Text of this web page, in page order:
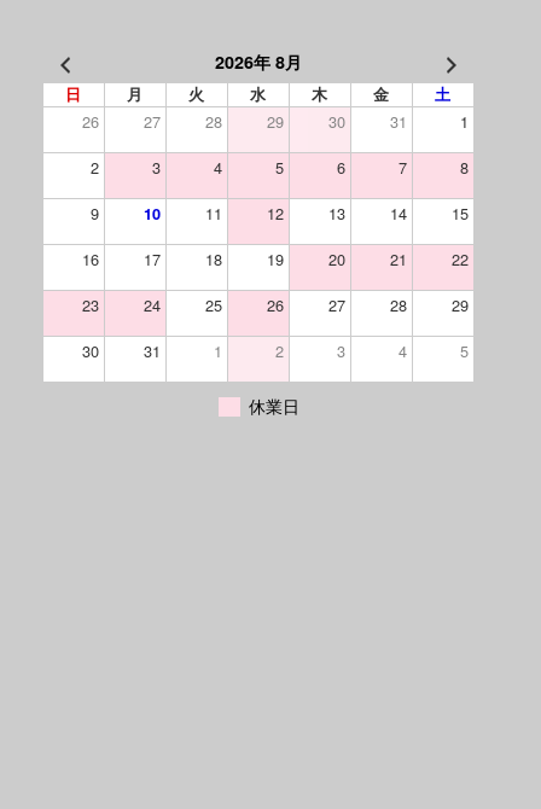
2026年 8月
日 月 火 水 木 金 土
26 27 28 29 30 31
1
2
3 4 5 6 7
8
9
10 11 12 13 14
15
16
17 18 19 20 21
22
23
24 25 26 27 28
29
30
31 1 2 3 4 5
休業日